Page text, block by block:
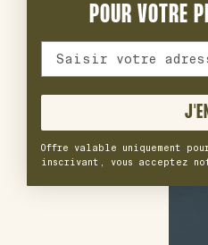
POUR VOTRE
Offre valable uniquement
inscrivant, vous acceptez